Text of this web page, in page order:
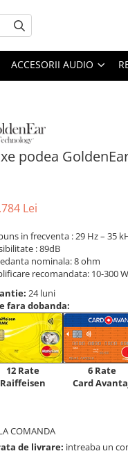
ACCESORII AUDIO
podea
Lei
in frecventa : 29 Hz – 35
: 89dB
nominala: 8 ohm
recomandata: 10-300 W
24 luni
fara dobanda:
12 Rate
Raiffeisen
6 Rate
Card
COMANDA
de livrare: intreaba un